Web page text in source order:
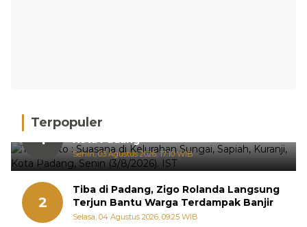
Terpopuler
1
Hujan Deras, 15 Titik Banjir Terdeteksi di
Kota Padang
Senin, 03 Agustus 2026, 17:10 WIB
2
Tiba di Padang, Zigo Rolanda Langsung
Terjun Bantu Warga Terdampak Banjir
Selasa, 04 Agustus 2026, 09:25 WIB